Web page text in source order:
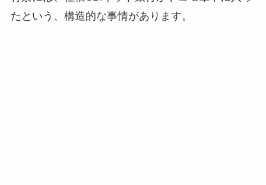
たという、構造的な事情があります。